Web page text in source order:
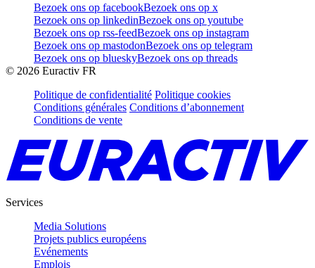
Bezoek ons op facebookBezoek ons op x
Bezoek ons op linkedinBezoek ons op youtube
Bezoek ons op rss-feedBezoek ons op instagram
Bezoek ons op mastodonBezoek ons op telegram
Bezoek ons op blueskyBezoek ons op threads
© 2026 Euractiv FR
Politique de confidentialité Politique cookies
Conditions générales Conditions d’abonnement
Conditions de vente
Services
Media Solutions
Projets publics européens
Evénements
Emplois